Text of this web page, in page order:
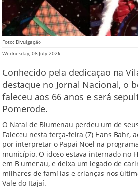
Foto: Divulgação
Wednesday, 08 July 2026
Conhecido pela dedicação na
destaque no Jornal Nacional, o
faleceu aos 66 anos e será
Pomerode.
O Natal de Blumenau perdeu um de
Faleceu nesta terça-feira (7) Hans Bahr,
por interpretar o Papai Noel na
município. O idoso estava internado no
em Blumenau, e deixa um legado de
milhares de famílias e crianças nos
Vale do Itajaí.